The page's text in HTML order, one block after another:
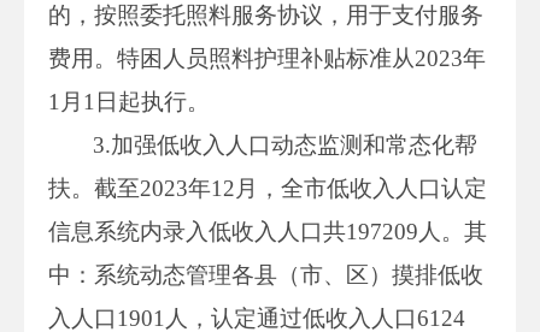
的，按照委托照料服务协议，用于支付服务
费用。特困人员照料护理补贴标准从2023年
1月1日起执行。
3.加强低收入人口动态监测和常态化帮
扶。截至2023年12月，全市低收入人口认定
信息系统内录入低收入人口共197209人。其
中：系统动态管理各县（市、区）摸排低收
入人口1901人，认定通过低收入人口6124